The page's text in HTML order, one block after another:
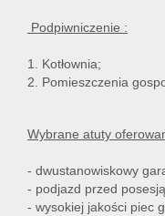
Podpiwniczenie :
1.
2. Pomieszczenia
Wybrane atuty
- dwustanowiskowy
- podjazd przed
- wysokiej jakości piec